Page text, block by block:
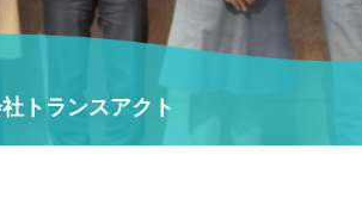
トランスアクト